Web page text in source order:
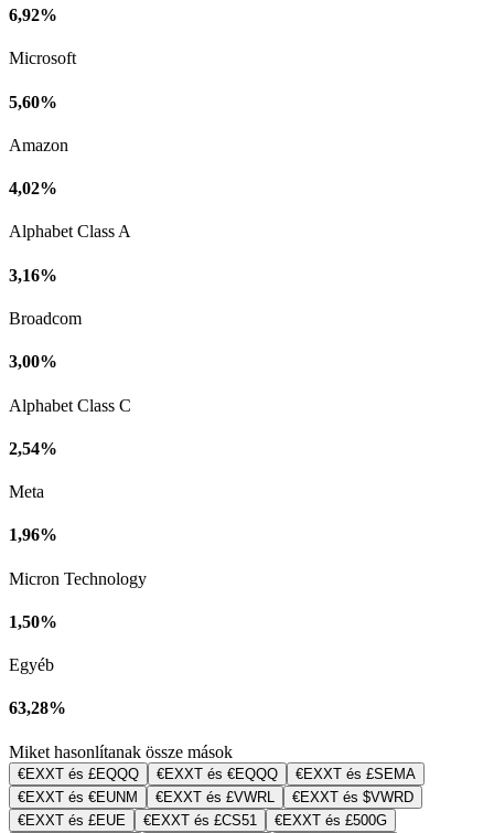
6,92%
Microsoft
5,60%
Amazon
4,02%
Alphabet Class A
3,16%
Broadcom
3,00%
Alphabet Class C
2,54%
Meta
1,96%
Micron Technology
1,50%
Egyéb
63,28%
Miket hasonlítanak össze mások
€EXXT és £EQQQ €EXXT és €EQQQ
€EXXT és £SEMA
€EXXT és €EUNM
€EXXT és £VWRL
€EXXT és $VWRD
€EXXT és £EUE
€EXXT és £CS51
€EXXT és £500G